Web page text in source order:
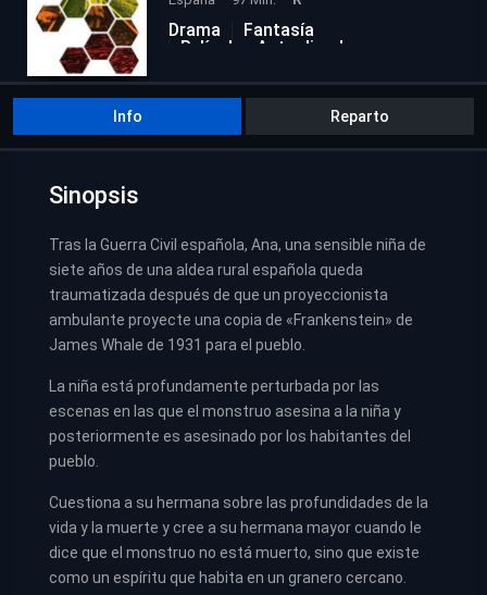
Drama
Fantasía
Películas Actualizadas
Info Reparto
Sinopsis
Tras la Guerra Civil española, Ana, una sensible niña de
siete años de una aldea rural española queda
traumatizada después de que un proyeccionista
ambulante proyecte una copia de «Frankenstein» de
James Whale de 1931 para el pueblo.
La niña está profundamente perturbada por las
escenas en las que el monstruo asesina a la niña y
posteriormente es asesinado por los habitantes del
pueblo.
Cuestiona a su hermana sobre las profundidades de la
vida y la muerte y cree a su hermana mayor cuando le
dice que el monstruo no está muerto, sino que existe
como un espíritu que habita en un granero cercano.